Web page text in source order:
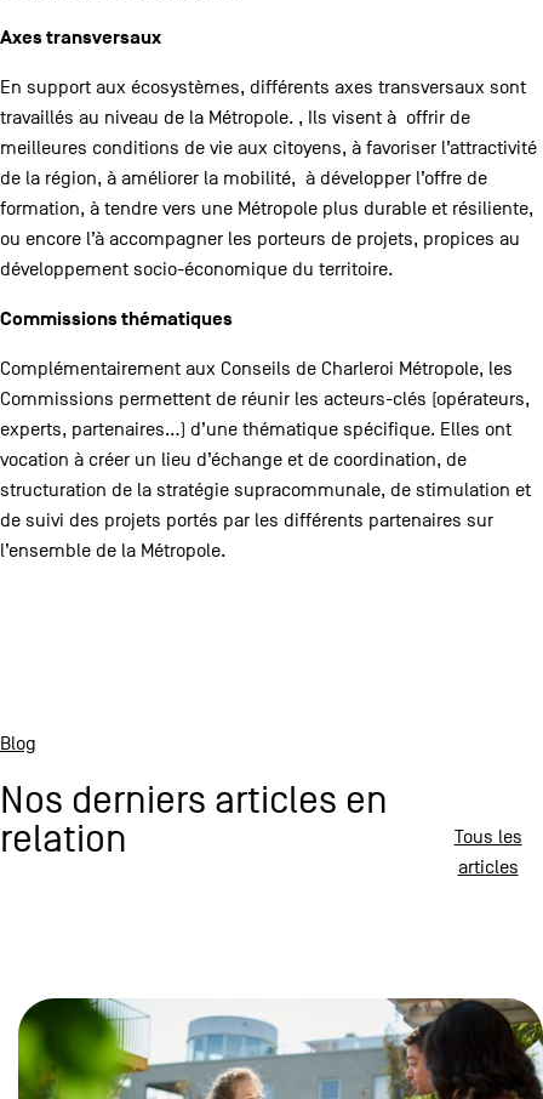
Axes transversaux
En support aux écosystèmes, différents axes transversaux sont
travaillés au niveau de la Métropole. , Ils visent à offrir de
meilleures conditions de vie aux citoyens, à favoriser l’attractivité
de la région, à améliorer la mobilité, à développer l’offre de
formation, à tendre vers une Métropole plus durable et résiliente,
ou encore l’à accompagner les porteurs de projets, propices au
développement socio-économique du territoire.
Commissions thématiques
Complémentairement aux Conseils de Charleroi Métropole, les
Commissions permettent de réunir les acteurs-clés (opérateurs,
experts, partenaires…) d’une thématique spécifique. Elles ont
vocation à créer un lieu d’échange et de coordination, de
structuration de la stratégie supracommunale, de stimulation et
de suivi des projets portés par les différents partenaires sur
l’ensemble de la Métropole.
Blog
Nos derniers articles en
relation
Tous les
articles